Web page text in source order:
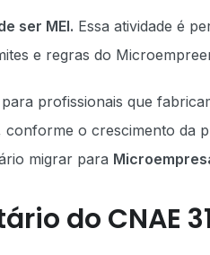
ser MEI. Essa atividade é
e regras do
profissionais que
conforme o crescimento da
migrar para
do CNAE